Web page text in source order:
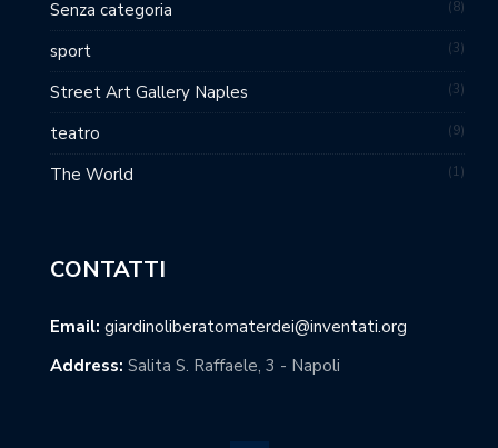
Senza categoria 8
sport 3
Street Art Gallery Naples 3
teatro 9
The World 1
CONTATTI
Email: giardinoliberatomaterdei@inventati.org
Address: Salita S. Raffaele, 3 - Napoli